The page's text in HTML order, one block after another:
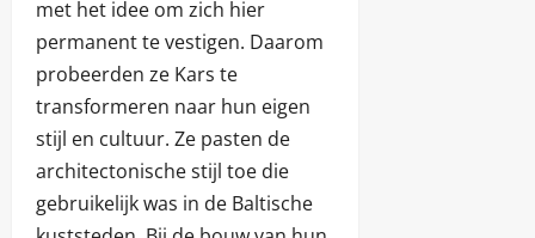
met het idee om zich hier
permanent te vestigen. Daarom
probeerden ze Kars te
transformeren naar hun eigen
stijl en cultuur. Ze pasten de
architectonische stijl toe die
gebruikelijk was in de Baltische